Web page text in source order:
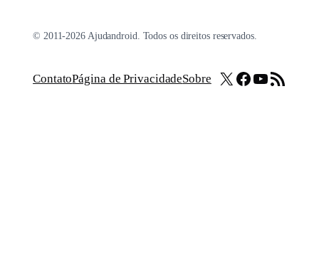
© 2011-2026 Ajudandroid. Todos os direitos reservados.
ContatoPágina de PrivacidadeSobre X Facebook
Youtube
Feed RSS